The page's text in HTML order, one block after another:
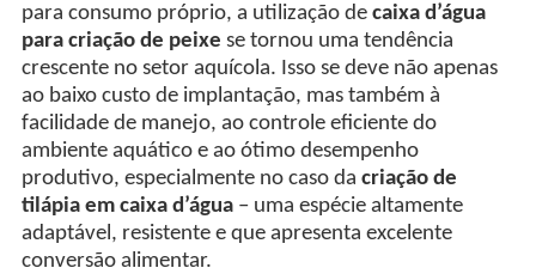
para consumo próprio, a utilização de caixa d’água
para criação de peixe se tornou uma tendência
crescente no setor aquícola. Isso se deve não apenas
ao baixo custo de implantação, mas também à
facilidade de manejo, ao controle eficiente do
ambiente aquático e ao ótimo desempenho
produtivo, especialmente no caso da criação de
tilápia em caixa d’água– uma espécie altamente
adaptável, resistente e que apresenta excelente
conversão alimentar.